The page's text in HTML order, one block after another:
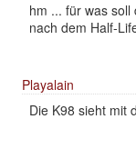
hm ... für was
nach dem Half-
Playalain
Die K98 sieht mit